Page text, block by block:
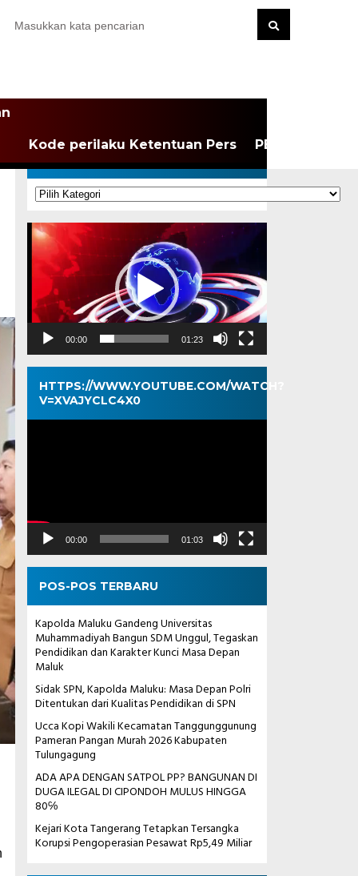
Kode perilaku Ketentuan Pers PEDOMAN
KATEGORI
Kategori
Pemutar
Video
00:00 01:23
HTTPS://WWW.YOUTUBE.COM/WATCH?
V=XVAJYCLC4X0
Pemutar
00:00 01:03
POS-POS TERBARU
Kapolda Maluku Gandeng Universitas
Muhammadiyah Bangun SDM Unggul, Tegaskan
Pendidikan dan Karakter Kunci Masa Depan
Maluk
Sidak SPN, Kapolda Maluku: Masa Depan Polri
Ditentukan dari Kualitas Pendidikan di SPN
Ucca Kopi Wakili Kecamatan Tanggunggunung
Pameran Pangan Murah 2026 Kabupaten
Tulungagung
ADA APA DENGAN SATPOL PP? BANGUNAN DI
DUGA ILEGAL DI CIPONDOH MULUS HINGGA
80℅
Kejari Kota Tangerang Tetapkan Tersangka
Korupsi Pengoperasian Pesawat Rp5,49 Miliar